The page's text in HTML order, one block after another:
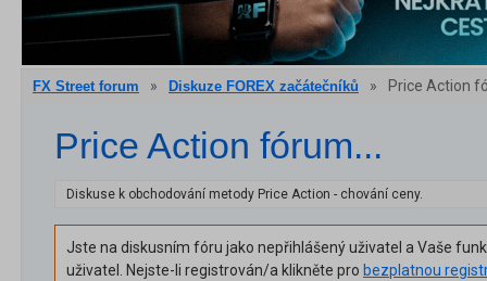
FX Street forum » Diskuze FOREX začátečníků » Price Action
Price Action fórum...
Diskuse k obchodování metody Price Action - chování ceny.
Jste na diskusním fóru jako nepřihlášený uživatel a Vaše
uživatel. Nejste-li registrován/a klikněte pro bezplatnou